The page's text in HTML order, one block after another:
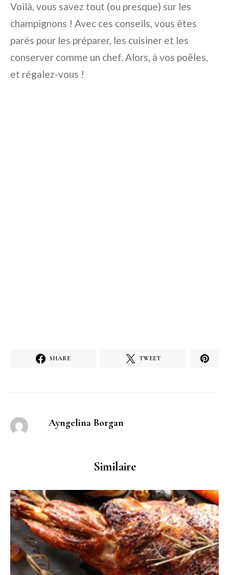
Voilà, vous savez tout (ou presque) sur les
champignons ! Avec ces conseils, vous êtes
parés pour les préparer, les cuisiner et les
conserver comme un chef. Alors, à vos poêles,
et régalez-vous !
SHARE TWEET
Ayngelina Borgan
Similaire